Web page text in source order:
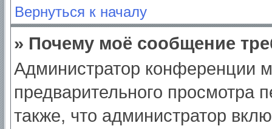
Вернуться к началу
» Почему моё сообщение
Администратор конференции
предварительного просмотра
также, что администратор